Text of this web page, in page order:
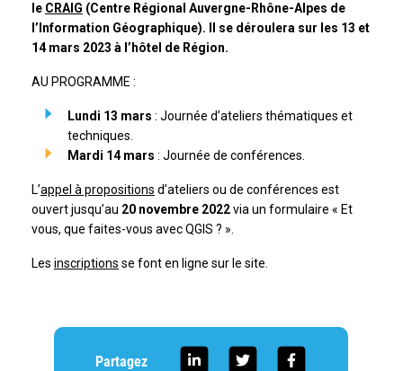
le CRAIG (Centre Régional Auvergne-Rhône-Alpes de
l’Information Géographique). Il se déroulera sur les 13 et
14 mars 2023 à l’hôtel de Région.
AU PROGRAMME :
Lundi 13 mars : Journée d’ateliers thématiques et
techniques.
Mardi 14 mars : Journée de conférences.
L’appel à propositions d’ateliers ou de conférences est
ouvert jusqu’au 20 novembre 2022via un formulaire « Et
vous, que faites-vous avec QGIS ? ».
Les inscriptions se font en ligne sur le site.
Partagez